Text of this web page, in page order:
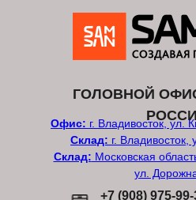
ГОЛОВНОЙ ОФИС
Офис: г. Владивосток, ул.
Склад: г.
Склад: Московская
ул.
+7 (908) 975-